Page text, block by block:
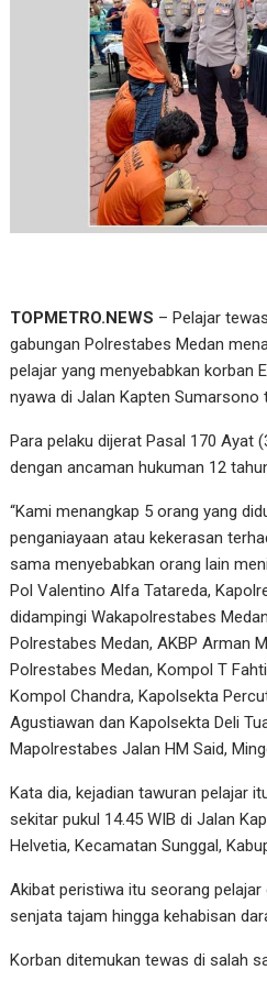
TOPMETRO.NEWS – Pelajar
gabungan Polrestabes Medan
pelajar yang menyebabkan korban
nyawa di Jalan Kapten Sumarsono
Para pelaku dijerat Pasal 170 Ayat
dengan ancaman hukuman 12
“Kami menangkap 5 orang yang
penganiayaan atau kekerasan
sama menyebabkan orang lain
Pol Valentino Alfa Tatareda,
didampingi Wakapolrestabes
Polrestabes Medan, AKBP Arman
Polrestabes Medan, Kompol T
Kompol Chandra, Kapolsekta
Agustiawan dan Kapolsekta Deli
Mapolrestabes Jalan HM Said,
Kata dia, kejadian tawuran pelajar
sekitar pukul 14.45 WIB di Jalan
Helvetia, Kecamatan Sunggal,
Akibat peristiwa itu seorang
senjata tajam hingga kehabisan
Korban ditemukan tewas di salah